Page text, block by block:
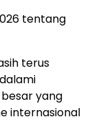
tentang
terus
yang
internasional